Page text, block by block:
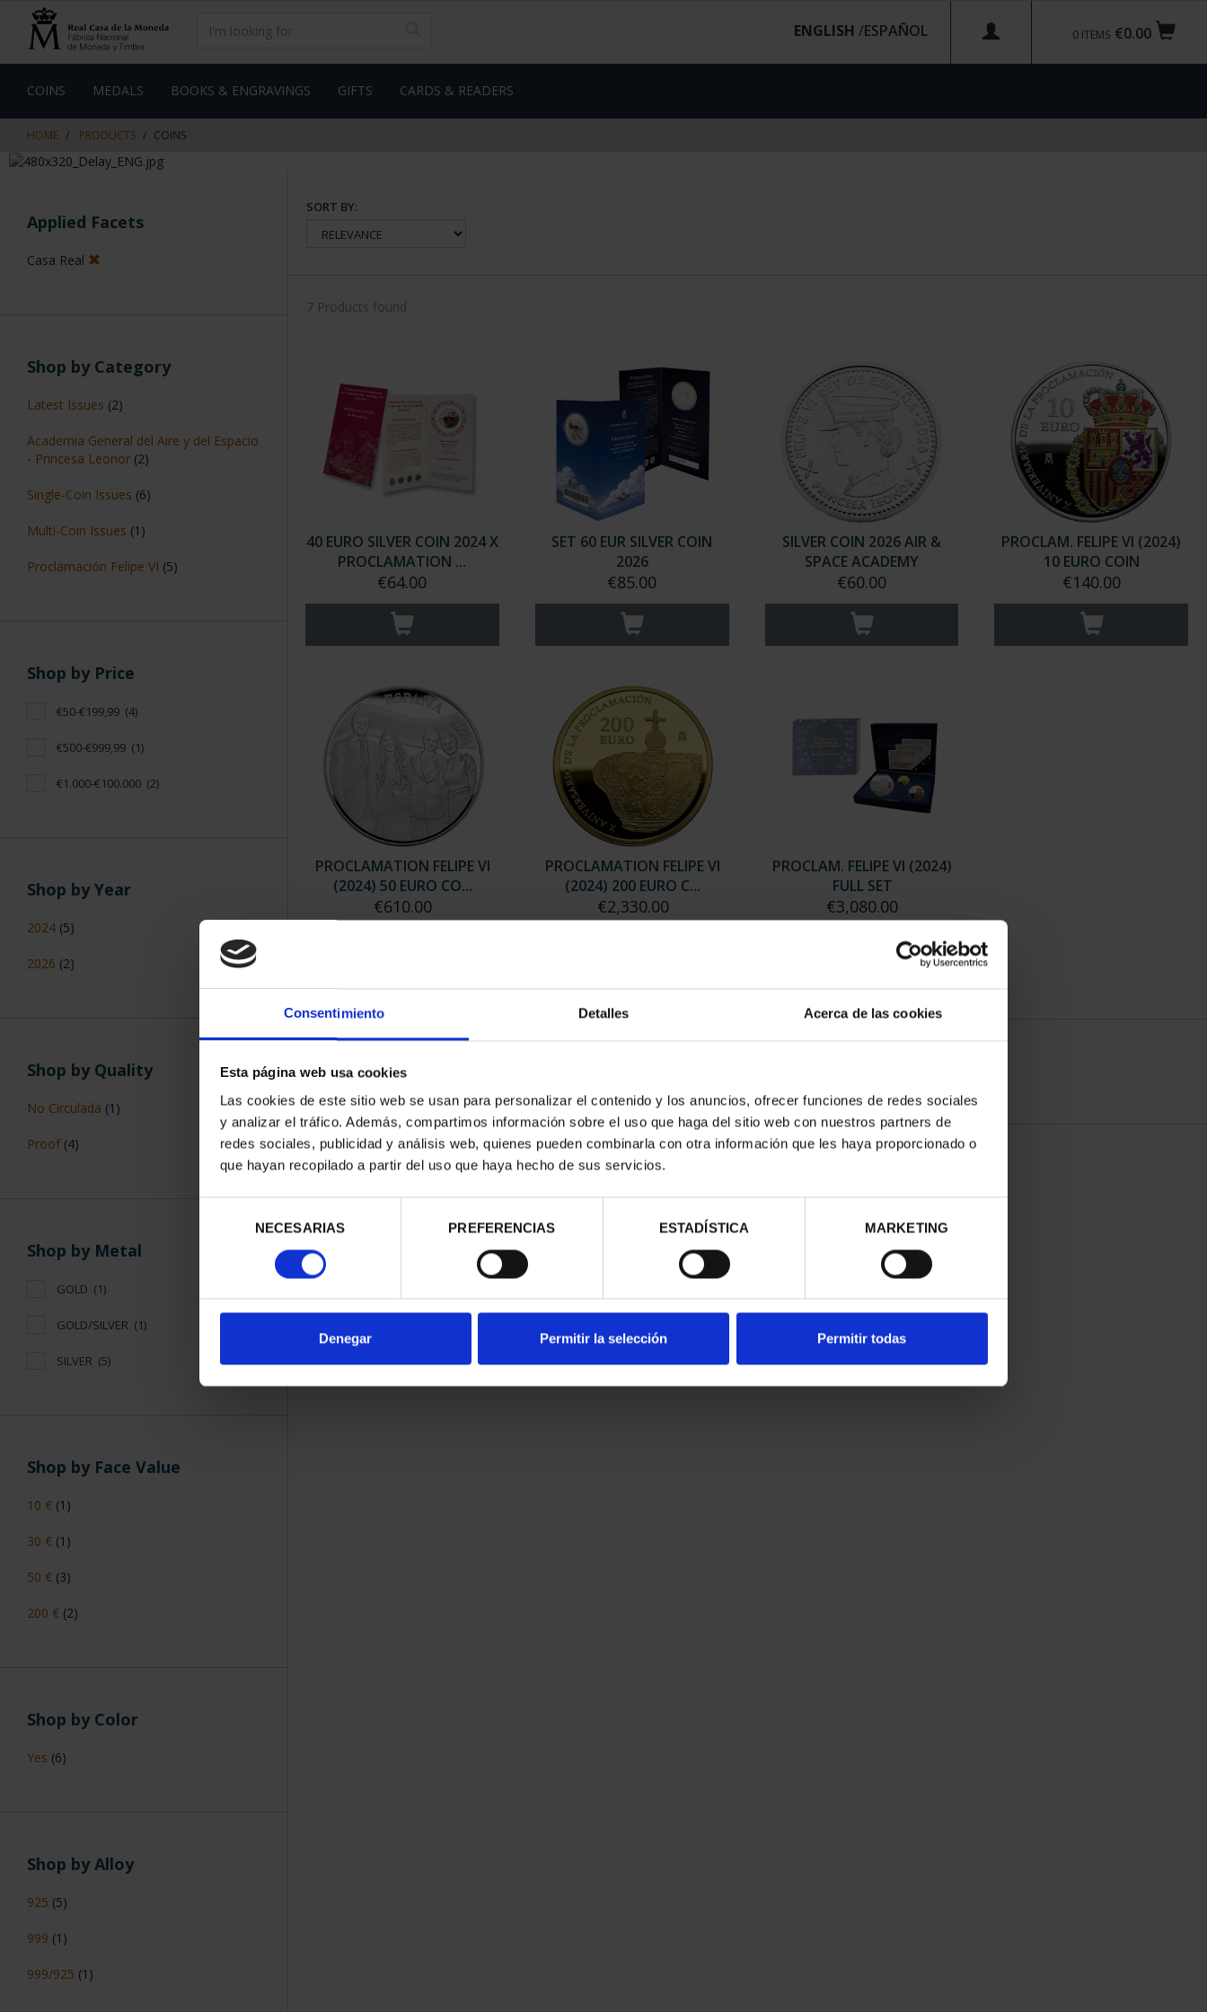
Consentimiento Detalles Acerca de las cookies
Esta página web usa cookies
Las cookies de este sitio web se usan para personalizar el contenido y los anuncios, ofrecer funciones de redes sociales
y analizar el tráfico. Además, compartimos información sobre el uso que haga del sitio web con nuestros partners de
redes sociales, publicidad y análisis web, quienes pueden combinarla con otra información que les haya proporcionado o
que hayan recopilado a partir del uso que haya hecho de sus servicios.
consentimiento
NECESARIAS PREFERENCIAS ESTADÍSTICA MARKETING
Denegar Permitir la selección Permitir todas
content
navigation
menu
€0.00
0 ITEMS
ENGLISH /
COINS MEDALS BOOKS & ENGRAVINGS GIFTS CARDS & READERS
HOME PRODUCTS COINS
Applied Facets
Casa Real
Shop by Category
Latest Issues (2)
Academia General del Aire y del Espacio
- Princesa Leonor (2)
Single-Coin Issues (6)
Multi-Coin Issues (1)
Proclamación Felipe VI (5)
Shop by Price
€50-€199,99 (4)
€500-€999,99 (1)
€1.000-€100.000 (2)
Shop by Year
2024 (5)
2026 (2)
Shop by Quality
No Circulada (1)
Proof (4)
Shop by Metal
GOLD (1)
GOLD/SILVER (1)
SILVER (5)
Shop by Face Value
10 € (1)
30 € (1)
50 € (3)
200 € (2)
Shop by Color
Yes (6)
Shop by Alloy
925 (5)
999 (1)
999/925 (1)
SORT BY:
7 Products found
40 EURO SILVER COIN 2024 X
PROCLAMATION ...
€64.00
SET 60 EUR SILVER COIN
2026
€85.00
SILVER COIN 2026 AIR &
SPACE ACADEMY
€60.00
PROCLAM. FELIPE VI (2024)
10 EURO COIN
€140.00
PROCLAMATION FELIPE VI
(2024) 50 EURO CO...
€610.00
PROCLAMATION FELIPE VI
(2024) 200 EURO C...
€2,330.00
PROCLAM. FELIPE VI (2024)
FULL SET
€3,080.00